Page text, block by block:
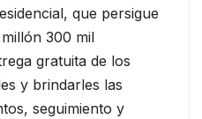
que persigue
300 mil
gratuita de los
y brindarles las
seguimiento y